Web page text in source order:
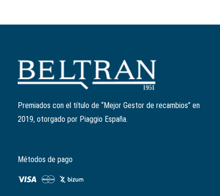
Bujía "NGK" CR8EB
638853
Premiados con el título de “Mejor Gestor de recambios” en
2019, otorgado por Piaggio España.
Métodos de pago